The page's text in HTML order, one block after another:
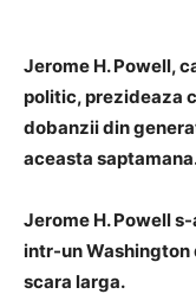
Jerome H. Powell,
politic, prezideaza
dobanzii din
aceasta
Jerome H. Powell
intr-un
scara larga.